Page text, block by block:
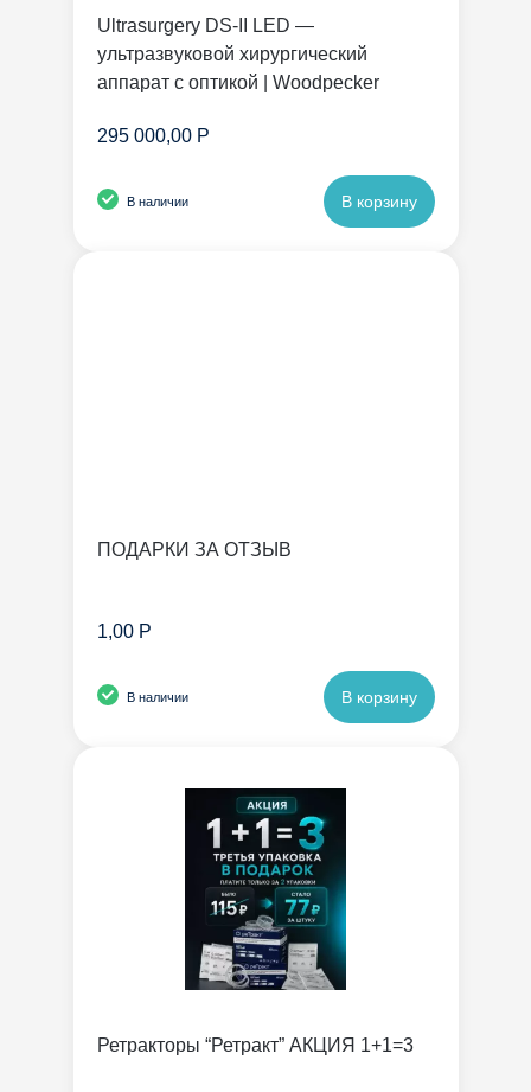
Ultrasurgery DS-II LED —
ультразвуковой хирургический
аппарат с оптикой | Woodpecker
295 000,00 Р
В наличии В корзину
ПОДАРКИ ЗА ОТЗЫВ
1,00 Р
В наличии В корзину
Ретракторы “Ретракт” АКЦИЯ 1+1=3